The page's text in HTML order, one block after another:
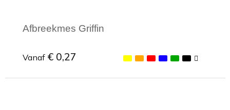
Afbreekmes Griffin
Vanaf € 0,27